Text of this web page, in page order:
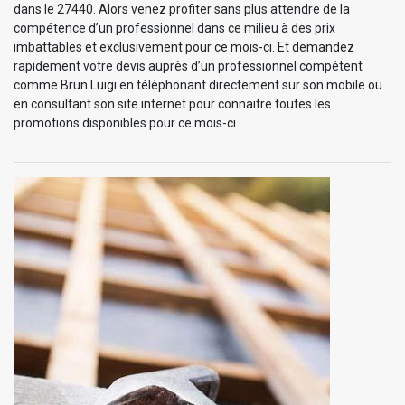
dans le 27440. Alors venez profiter sans plus attendre de la
compétence d’un professionnel dans ce milieu à des prix
imbattables et exclusivement pour ce mois-ci. Et demandez
rapidement votre devis auprès d’un professionnel compétent
comme Brun Luigi en téléphonant directement sur son mobile ou
en consultant son site internet pour connaitre toutes les
promotions disponibles pour ce mois-ci.